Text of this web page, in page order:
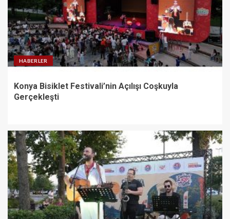
HABERLER
Konya Bisiklet Festivali’nin Açılışı Coşkuyla
Gerçekleşti